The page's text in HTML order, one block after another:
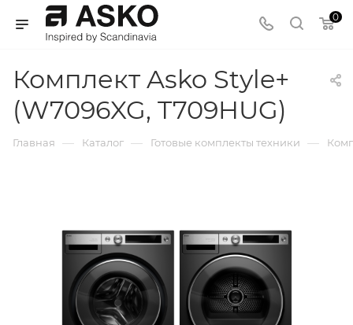
0
Комплект Asko Style+
(W7096XG, T709HUG)
Главная — Каталог — Готовые комплекты техники —